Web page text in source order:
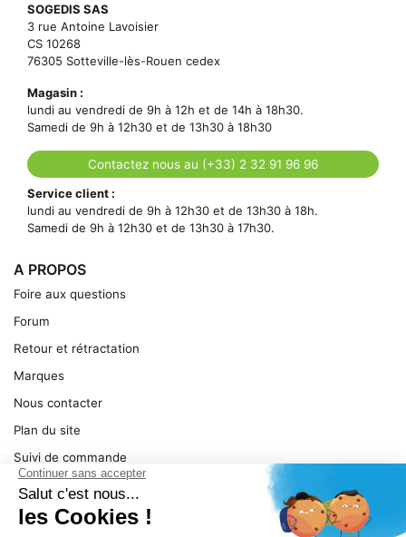
SOGEDIS SAS
3 rue Antoine Lavoisier
CS 10268
76305 Sotteville-lès-Rouen cedex
Magasin :
lundi au vendredi de 9h à 12h et de 14h à 18h30.
Samedi de 9h à 12h30 et de 13h30 à 18h30
Contactez nous au (+33) 2 32 91 96 96
Service client :
lundi au vendredi de 9h à 12h30 et de 13h30 à 18h.
Samedi de 9h à 12h30 et de 13h30 à 17h30.
A PROPOS
Foire aux questions
Forum
Retour et rétractation
Marques
Nous contacter
Plan du site
Suivi de commande
Mentions légales